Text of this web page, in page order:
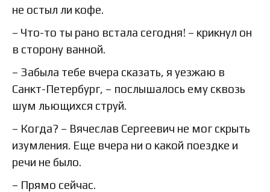
не остыл ли кофе.
– Что-то ты рано встала сегодня! – крикнул он
в сторону ванной.
– Забыла тебе вчера сказать, я уезжаю в
Санкт-Петербург, – послышалось ему сквозь
шум льющихся струй.
– Когда? – Вячеслав Сергеевич не мог скрыть
изумления. Еще вчера ни о какой поездке и
речи не было.
– Прямо сейчас.